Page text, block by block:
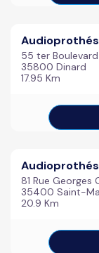
55 ter
35800 Dinard
17.95 Km
81 Rue Georges
35400 Saint-
20.9 Km